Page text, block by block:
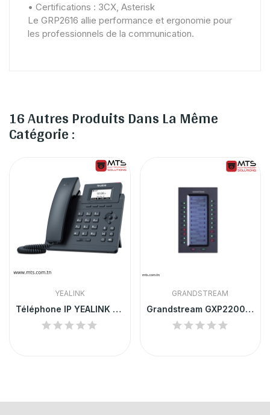
• Certifications : 3CX, Asterisk
Le GRP2616 allie performance et ergonomie pour
les professionnels de la communication.
16 Autres Produits Dans La Même
Catégorie :
YEALINK
Téléphone IP YEALINK SIP-T31P
GRANDSTREAM
Grandstream GXP2200 EXT | Module d'Extension...